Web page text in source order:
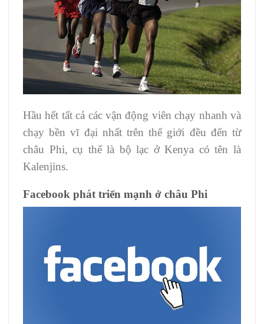
Hầu hết tất cả các vận động viên chạy nhanh và
chạy bền vĩ đại nhất trên thế giới đều đến từ
châu Phi, cụ thể là bộ lạc ở Kenya có tên là
Kalenjins.
Facebook phát triển mạnh ở châu Phi